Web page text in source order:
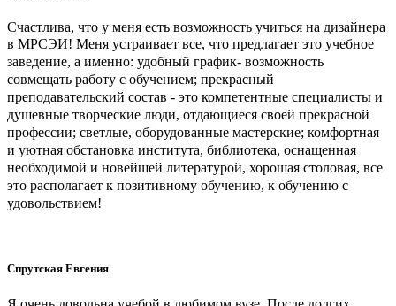
Счастлива, что у меня есть возможность учиться на дизайнера
в МРСЭИ! Меня устраивает все, что предлагает это учебное
заведение, а именно: удобный график- возможность
совмещать работу с обучением; прекрасный
преподавательский состав - это компетентные специалисты и
душевные творческие люди, отдающиеся своей прекрасной
профессии; светлые, оборудованные мастерские; комфортная
и уютная обстановка института, библиотека, оснащенная
необходимой и новейшей литературой, хорошая столовая, все
это располагает к позитивному обучению, к обучению с
удовольствием!
Спрутская Евгения